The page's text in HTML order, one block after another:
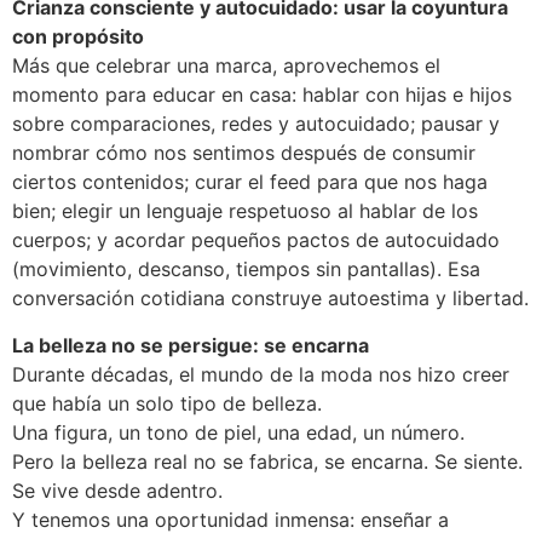
Crianza consciente y autocuidado: usar la coyuntura
con propósito
Más que celebrar una marca, aprovechemos el
momento para educar en casa: hablar con hijas e hijos
sobre comparaciones, redes y autocuidado; pausar y
nombrar cómo nos sentimos después de consumir
ciertos contenidos; curar el feed para que nos haga
bien; elegir un lenguaje respetuoso al hablar de los
cuerpos; y acordar pequeños pactos de autocuidado
(movimiento, descanso, tiempos sin pantallas). Esa
conversación cotidiana construye autoestima y libertad.
La belleza no se persigue: se encarna
Durante décadas, el mundo de la moda nos hizo creer
que había un solo tipo de belleza.
Una figura, un tono de piel, una edad, un número.
Pero la belleza real no se fabrica, se encarna. Se siente.
Se vive desde adentro.
Y tenemos una oportunidad inmensa: enseñar a